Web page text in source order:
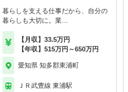
暮らしを支える仕事だから、自分の
暮らしも大切に。業…
【月収】33.5万円
【年収】515万円～650万円
愛知県 知多郡東浦町
ＪＲ武豊線 東浦駅